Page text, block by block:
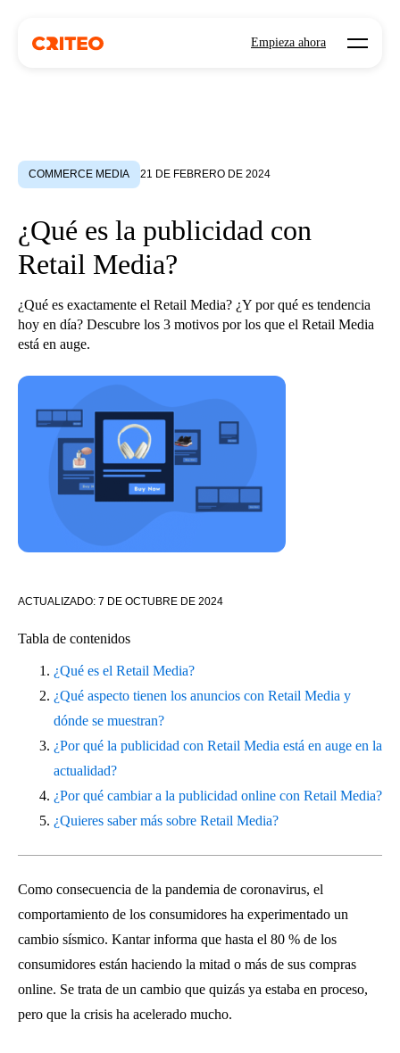
Empieza ahora Open
COMMERCE MEDIA 21 DE FEBRERO DE 2024
¿Qué es la publicidad con
Retail Media?
¿Qué es exactamente el Retail Media? ¿Y por qué es tendencia
hoy en día? Descubre los 3 motivos por los que el Retail Media
está en auge.
ACTUALIZADO: 7 DE OCTUBRE DE 2024
Tabla de contenidos
¿Qué es el Retail Media?
¿Qué aspecto tienen los anuncios con Retail Media y
dónde se muestran?
¿Por qué la publicidad con Retail Media está en auge en la
actualidad?
¿Por qué cambiar a la publicidad online con Retail Media?
¿Quieres saber más sobre Retail Media?
Como consecuencia de la pandemia de coronavirus, el
comportamiento de los consumidores ha experimentado un
cambio sísmico. Kantar informa que hasta el 80 % de los
consumidores están haciendo la mitad o más de sus compras
online. Se trata de un cambio que quizás ya estaba en proceso,
pero que la crisis ha acelerado mucho.